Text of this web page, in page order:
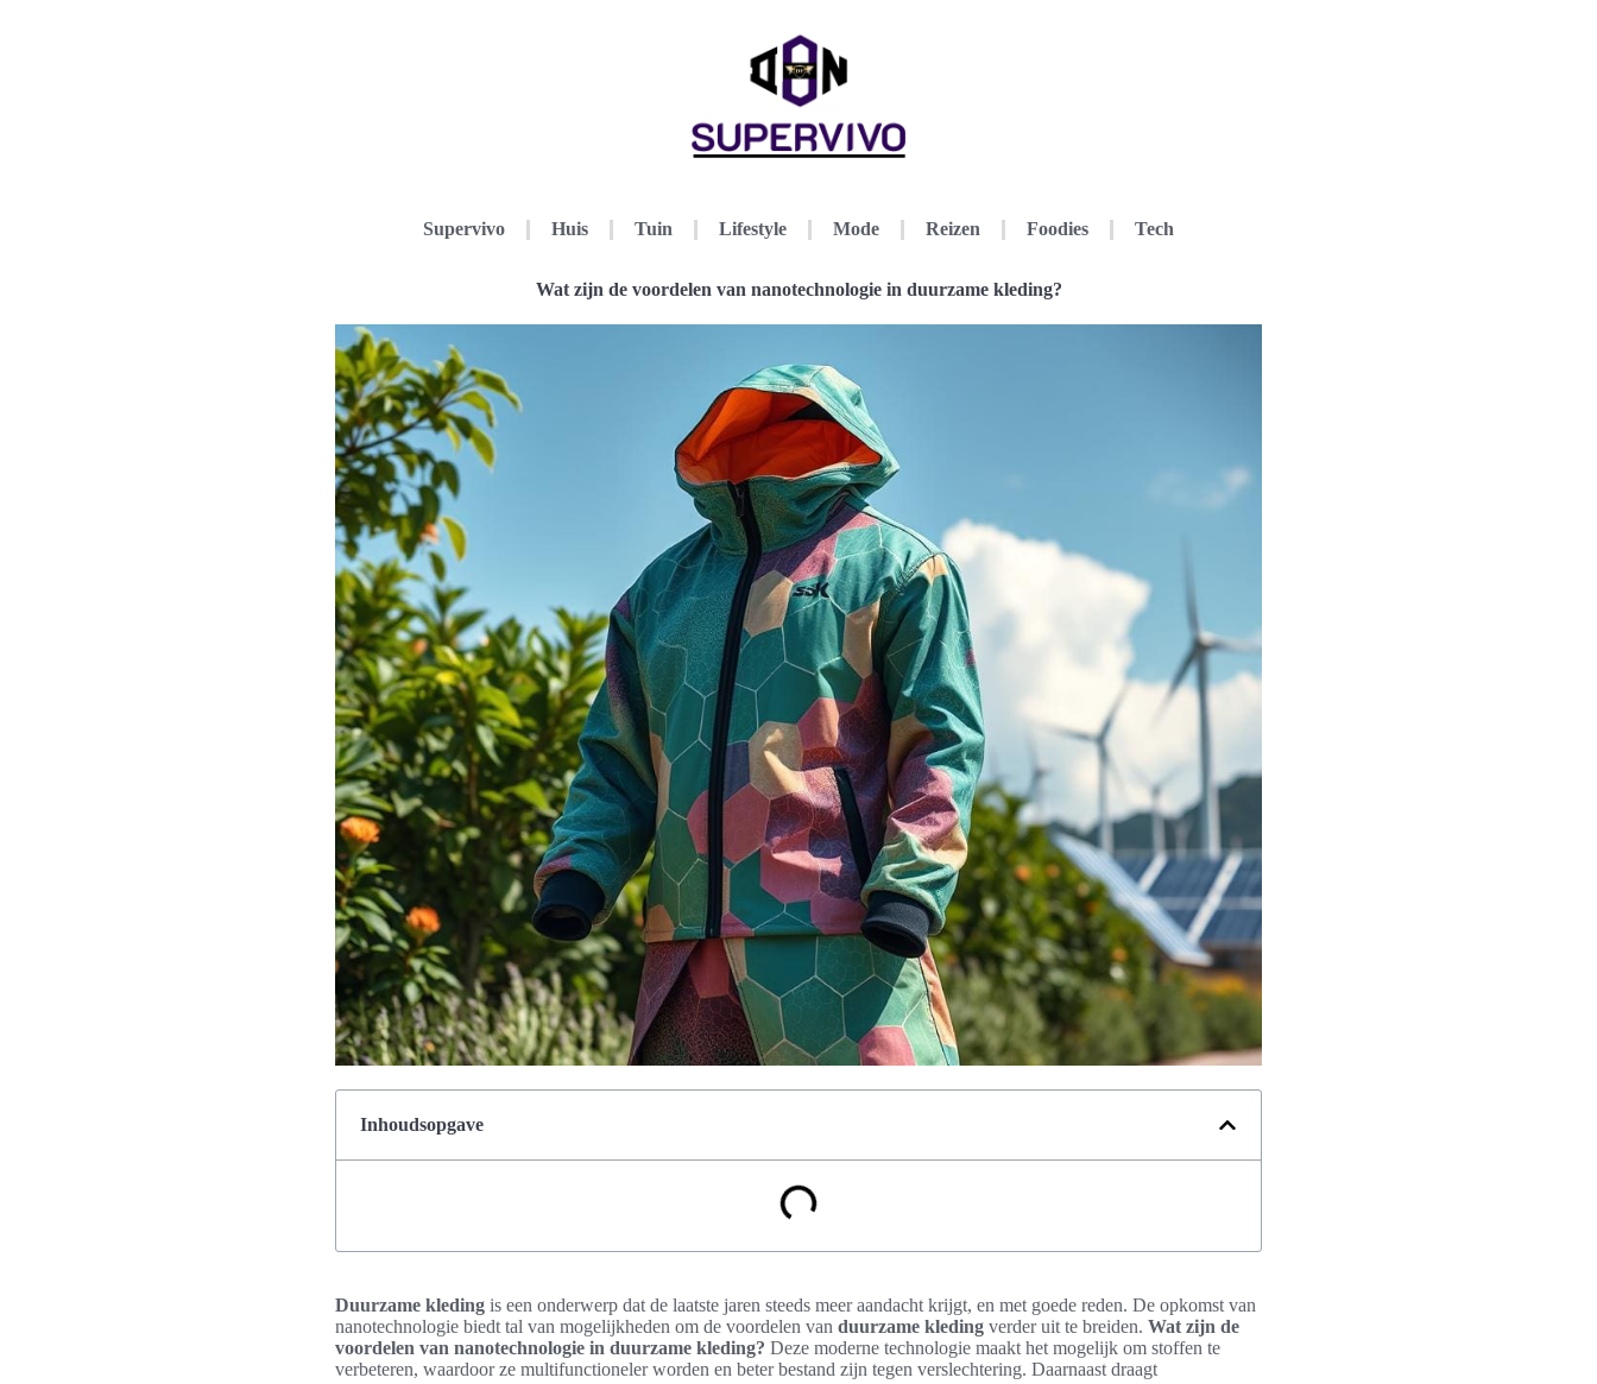
Supervivo Huis Tuin Lifestyle Mode Reizen Foodies Tech
Wat zijn de voordelen van nanotechnologie in duurzame kleding?
Inhoudsopgave
Duurzame kleding is een onderwerp dat de laatste jaren steeds meer aandacht krijgt, en met goede reden. De opkomst van
nanotechnologie biedt tal van mogelijkheden om de voordelen van duurzame kleding verder uit te breiden. Wat zijn de
voordelen van nanotechnologie in duurzame kleding? Deze moderne technologie maakt het mogelijk om stoffen te
verbeteren, waardoor ze multifunctioneler worden en beter bestand zijn tegen verslechtering. Daarnaast draagt